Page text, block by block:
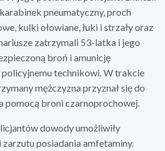
pneumatyczny, proch
kulki ołowiane, łuki i strzały oraz
zatrzymali 53-latka i jego
broń i amunicję
technikowi. W trakcie
mężczyzna przyznał się do
pomocą broni czarnoprochowej.
dowody umożliwiły
posiadania amfetaminy.